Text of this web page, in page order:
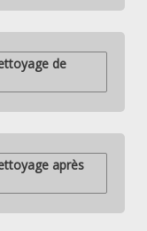
de
après